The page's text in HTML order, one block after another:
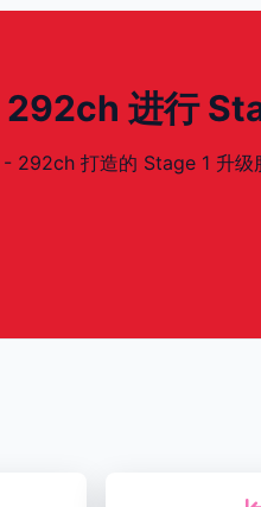
进行
打造的 Stage 1 升级